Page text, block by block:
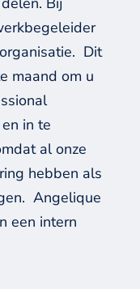
Dit
maand om u
in te
al onze
hebben als
Angelique
een intern